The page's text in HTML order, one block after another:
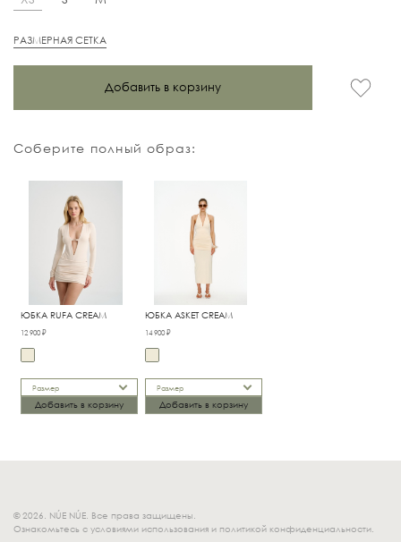
РАЗМЕРНАЯ СЕТКА
Добавить в корзину
Соберите полный образ:
ЮБКА RUFA CREAM
12 900 ₽
Размер
Добавить в корзину
ЮБКА ASKET CREAM
14 900 ₽
Размер
Добавить в корзину
© 2026. NÚE NÚE. Все права защищены.
Ознакомьтесь с условиями использования и политикой конфиденциальности.